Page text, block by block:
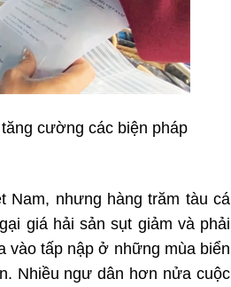
cường các biện pháp
nhưng hàng trăm tàu cá
giá hải sản sụt giảm và phải
vào tấp nập ở những mùa biển
Nhiều ngư dân hơn nửa cuộc